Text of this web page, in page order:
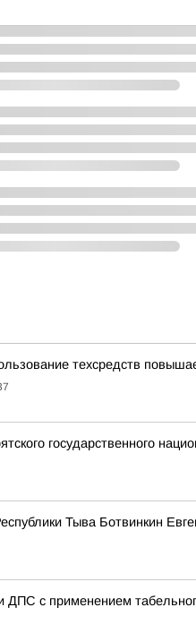
техсредств
государственного
Тыва Ботвинкин
ДПС с применением